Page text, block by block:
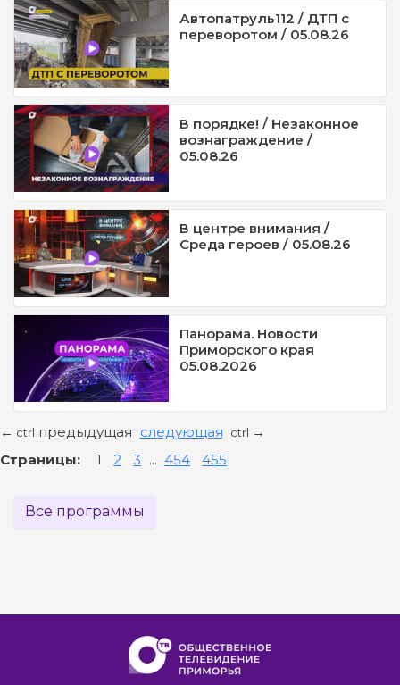
Автопатруль112 / ДТП с
переворотом / 05.08.26
В порядке! / Незаконное
вознаграждение /
05.08.26
В центре внимания /
Среда героев / 05.08.26
Панорама. Новости
Приморского края
05.08.2026
← ctrl предыдущая следующая ctrl →
Страницы: 1 2 3 ... 454 455
Все программы